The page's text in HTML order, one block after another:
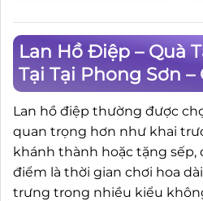
Lan Hồ Điệp – Quà
Tại Tại Phong Sơn –
Lan hồ điệp thường được
quan trọng hơn như khai
khánh thành hoặc tặng sếp,
điểm là thời gian chơi hoa
trưng trong nhiều kiểu